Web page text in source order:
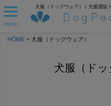
MENU
犬服（ドッグウェア） | 犬服通販
HOME 犬服（ドッグウェア）
犬服（ドッ